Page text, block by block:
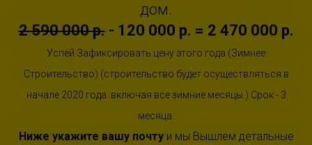
дом.
2 590 000 р.- 120 000 р. = 2 470 000 р.
Успей Зафиксировать цену этого года (Зимнее
Строительство) (строительство будет осуществляться в
начале 2020 года. включая все зимние месяцы.) Срок - 3
месяца.
Ниже укажите вашу почтуи мы Вышлем детальные